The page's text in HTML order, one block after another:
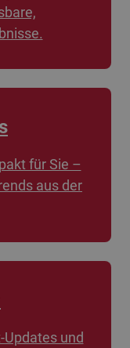
für Sie –
aus der
und